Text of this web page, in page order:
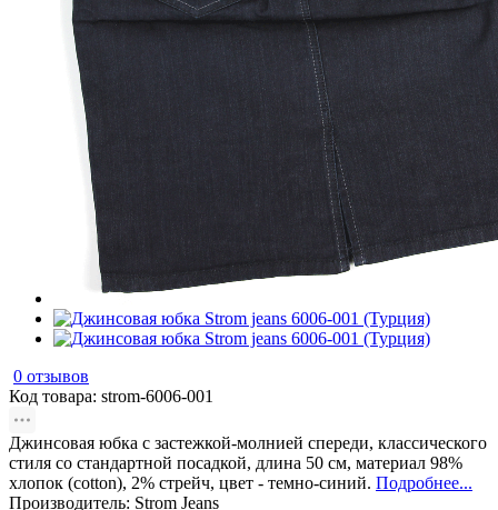
0 отзывов
Код товара: strom-6006-001
Джинсовая юбка с застежкой-молнией спереди, классического
стиля со стандартной посадкой, длина 50 см, материал 98%
хлопок (cotton), 2% стрейч, цвет - темно-синий. Подробнее...
Производитель: Strom Jeans